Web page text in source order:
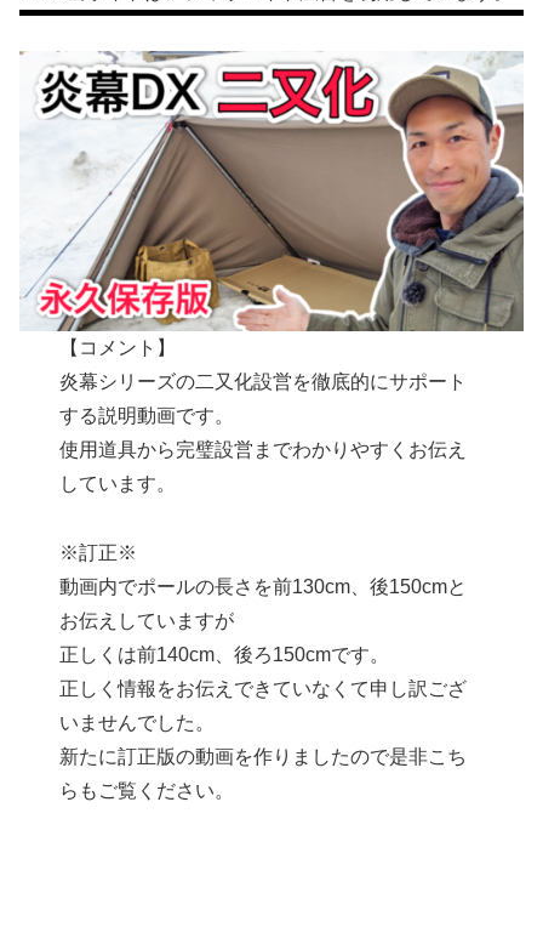
【コメント】
炎幕シリーズの二又化設営を徹底的にサポート
する説明動画です。
使用道具から完璧設営までわかりやすくお伝え
しています。
※訂正※
動画内でポールの長さを前130cm、後150cmと
お伝えしていますが
正しくは前140cm、後ろ150cmです。
正しく情報をお伝えできていなくて申し訳ござ
いませんでした。
新たに訂正版の動画を作りましたので是非こち
らもご覧ください。